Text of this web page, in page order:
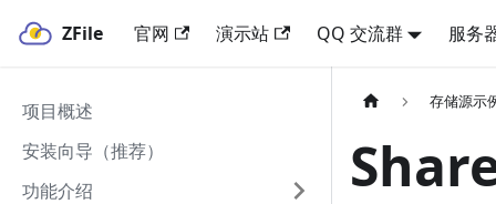
ZFile 官网 演示站 QQ 交流群 服务
项目概述
安装向导（推荐）
功能介绍
存储源示